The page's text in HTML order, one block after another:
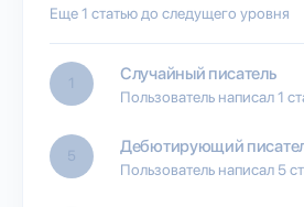
Еще 1 статью до следущего уровня
1 Случайный писатель
Пользователь написал 1
5 Дебютирующий
Пользователь написал 5